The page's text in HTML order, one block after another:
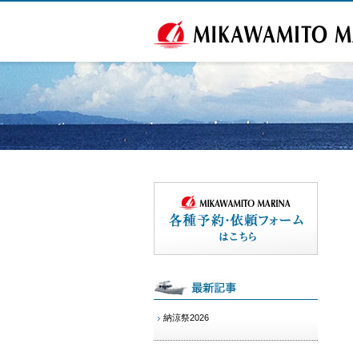
納涼祭2026